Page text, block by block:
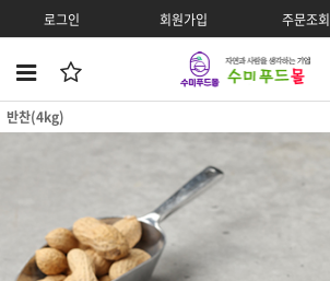
로그인 회원가입 주문조회
반찬(4kg)